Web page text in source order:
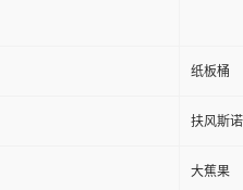
纸板桶
扶风斯
大蕉果